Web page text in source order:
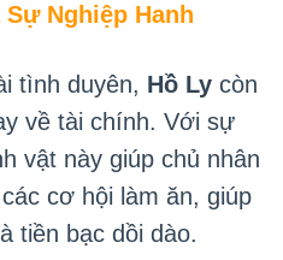
Nghiệp Hanh
tình duyên, Hồ Ly còn
về tài chính. Với sự
vật này giúp chủ nhân
cơ hội làm ăn, giúp
tiền bạc dồi dào.